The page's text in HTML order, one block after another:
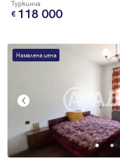
Туркинча
118 000
Намалена цена